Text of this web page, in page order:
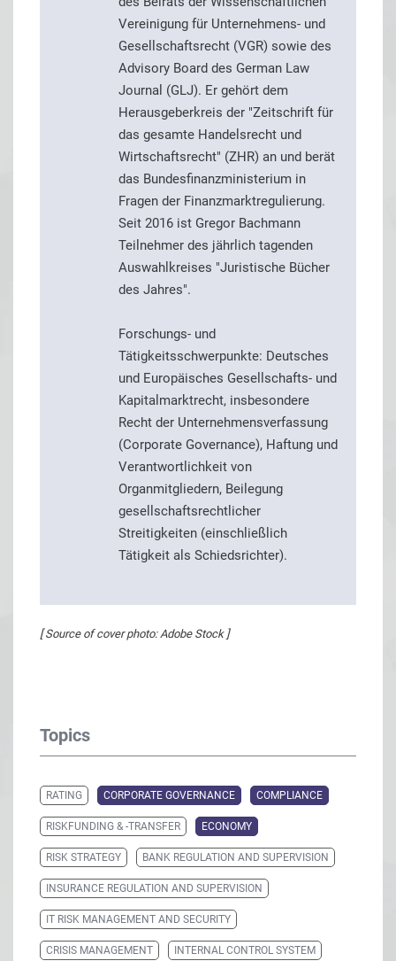
Vereinigung für Unternehmens- und
Gesellschaftsrecht (VGR) sowie des
Advisory Board des German Law
Journal (GLJ). Er gehört dem
Herausgeberkreis der "Zeitschrift für
das gesamte Handelsrecht und
Wirtschaftsrecht" (ZHR) an und berät
das Bundesfinanzministerium in
Fragen der Finanzmarktregulierung.
Seit 2016 ist Gregor Bachmann
Teilnehmer des jährlich tagenden
Auswahlkreises "Juristische Bücher
des Jahres".
Forschungs- und
Tätigkeitsschwerpunkte: Deutsches
und Europäisches Gesellschafts- und
Kapitalmarktrecht, insbesondere
Recht der Unternehmensverfassung
(Corporate Governance), Haftung und
Verantwortlichkeit von
Organmitgliedern, Beilegung
gesellschaftsrechtlicher
Streitigkeiten (einschließlich
Tätigkeit als Schiedsrichter).
[ Source of cover photo: Adobe Stock ]
Topics
RATING CORPORATE GOVERNANCE COMPLIANCE
RISKFUNDING & -TRANSFER ECONOMY
RISK STRATEGY BANK REGULATION AND SUPERVISION
INSURANCE REGULATION AND SUPERVISION
IT RISK MANAGEMENT AND SECURITY
CRISIS MANAGEMENT INTERNAL CONTROL SYSTEM